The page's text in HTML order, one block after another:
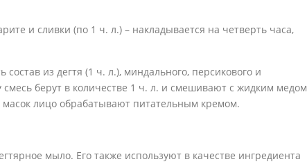
и сливки (по 1 ч. л.) – накладывается на четверть часа,
из дегтя (1 ч. л.), миндального, персикового и
смесь берут в количестве 1 ч. л. и смешивают с жидким медом
лицо обрабатывают питательным кремом.
мыло. Его также используют в качестве ингредиента